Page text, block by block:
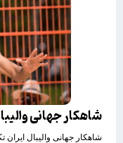
شاهکار جهانی
شاهکار جهانی والیبال ایران